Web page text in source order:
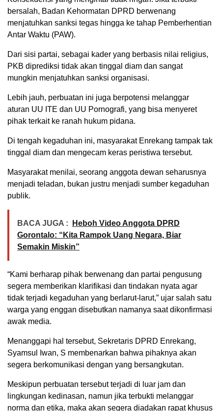
bersalah, Badan Kehormatan DPRD berwenang
menjatuhkan sanksi tegas hingga ke tahap Pemberhentian
Antar Waktu (PAW).
Dari sisi partai, sebagai kader yang berbasis nilai religius,
PKB diprediksi tidak akan tinggal diam dan sangat
mungkin menjatuhkan sanksi organisasi.
Lebih jauh, perbuatan ini juga berpotensi melanggar
aturan UU ITE dan UU Pornografi, yang bisa menyeret
pihak terkait ke ranah hukum pidana.
Di tengah kegaduhan ini, masyarakat Enrekang tampak tak
tinggal diam dan mengecam keras peristiwa tersebut.
Masyarakat menilai, seorang anggota dewan seharusnya
menjadi teladan, bukan justru menjadi sumber kegaduhan
publik.
BACA JUGA :
Heboh Video Anggota DPRD
Gorontalo: “Kita Rampok Uang Negara, Biar
Semakin Miskin”
“Kami berharap pihak berwenang dan partai pengusung
segera memberikan klarifikasi dan tindakan nyata agar
tidak terjadi kegaduhan yang berlarut-larut,” ujar salah satu
warga yang enggan disebutkan namanya saat dikonfirmasi
awak media.
Menanggapi hal tersebut, Sekretaris DPRD Enrekang,
Syamsul Iwan, S membenarkan bahwa pihaknya akan
segera berkomunikasi dengan yang bersangkutan.
Meskipun perbuatan tersebut terjadi di luar jam dan
lingkungan kedinasan, namun jika terbukti melanggar
norma dan etika, maka akan segera diadakan rapat khusus